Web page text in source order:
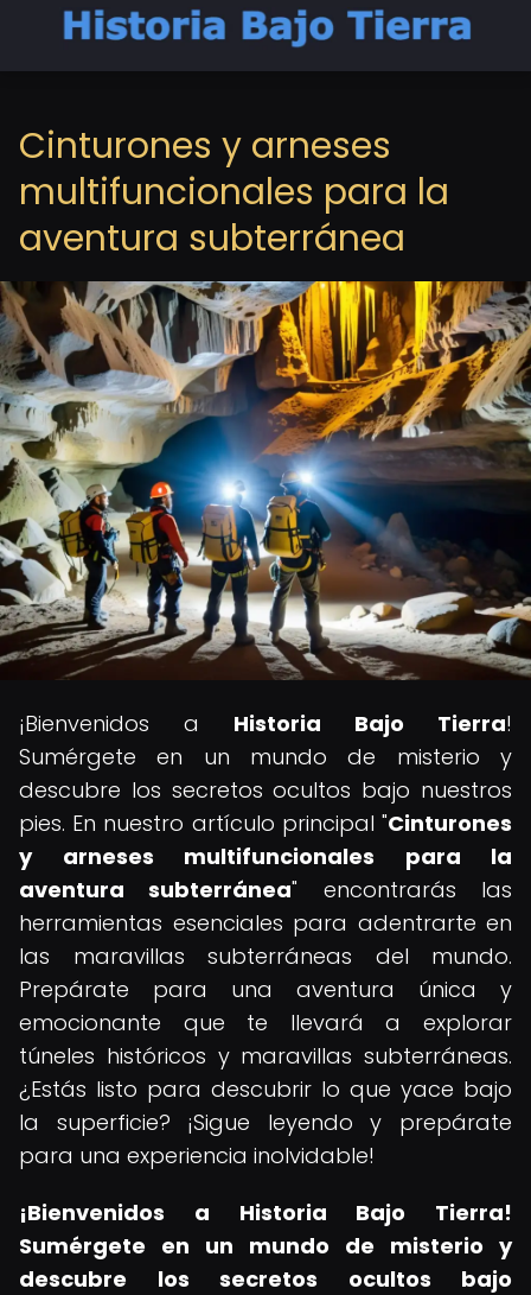
Cinturones y arneses
multifuncionales para la
aventura subterránea
¡Bienvenidos a Historia Bajo Tierra!
Sumérgete en un mundo de misterio y
descubre los secretos ocultos bajo nuestros
pies. En nuestro artículo principal "Cinturones
y arneses multifuncionales para la
aventura subterránea" encontrarás las
herramientas esenciales para adentrarte en
las maravillas subterráneas del mundo.
Prepárate para una aventura única y
emocionante que te llevará a explorar
túneles históricos y maravillas subterráneas.
¿Estás listo para descubrir lo que yace bajo
la superficie? ¡Sigue leyendo y prepárate
para una experiencia inolvidable!
¡Bienvenidos a Historia Bajo Tierra!
Sumérgete en un mundo de misterio y
descubre los secretos ocultos bajo